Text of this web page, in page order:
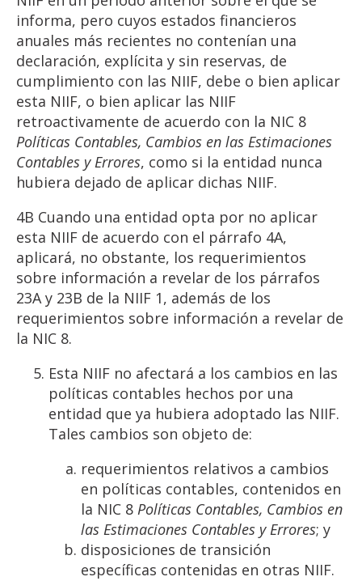
informa, pero cuyos estados financieros
anuales más recientes no contenían una
declaración, explícita y sin reservas, de
cumplimiento con las NIIF, debe o bien aplicar
esta NIIF, o bien aplicar las NIIF
retroactivamente de acuerdo con la NIC 8
Políticas Contables, Cambios en las Estimaciones
Contables y Errores, como si la entidad nunca
hubiera dejado de aplicar dichas NIIF.
4B Cuando una entidad opta por no aplicar
esta NIIF de acuerdo con el párrafo 4A,
aplicará, no obstante, los requerimientos
sobre información a revelar de los párrafos
23A y 23B de la NIIF 1, además de los
requerimientos sobre información a revelar de
la NIC 8.
Esta NIIF no afectará a los cambios en las
políticas contables hechos por una
entidad que ya hubiera adoptado las NIIF.
Tales cambios son objeto de:
requerimientos relativos a cambios
en políticas contables, contenidos en
la NIC 8 Políticas Contables, Cambios en
las Estimaciones Contables y Errores; y
disposiciones de transición
específicas contenidas en otras NIIF.